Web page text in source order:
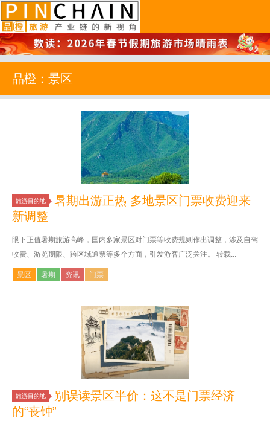
品橙旅游
品橙：景区
旅游目的地
暑期出游正热 多地景区门票收费迎来
新调整
眼下正值暑期旅游高峰，国内多家景区对门票等收费规则作出调整，涉及自驾
收费、游览期限、跨区域通票等多个方面，引发游客广泛关注。 转载...
景区 暑期 资讯 门票
旅游目的地
别误读景区半价：这不是门票经济
的“丧钟”